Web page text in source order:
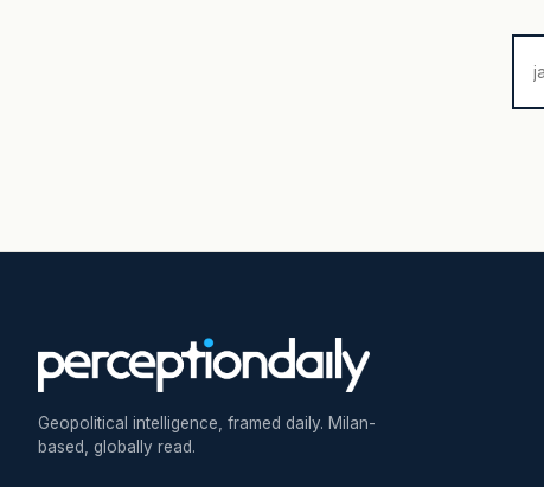
Geopolitical intelligence, framed daily. Milan-
based, globally read.